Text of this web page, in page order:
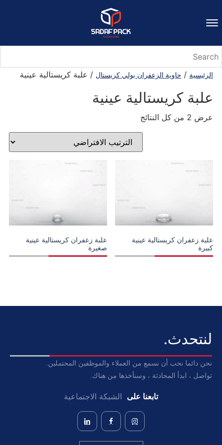
الرئيسية / حاوية الزعفران بولي كريستال / علبة كريستالية عينية
علبة كريستالية عينية
عرض ⁦2⁩ من كل النتائج
علبة زعفران كريستالية عينية
كبيرة
علبة زعفران كريستالية عينية
صغيرة
لنتحدث.
نحن دائما نحب أن نسمع من العملاء والموظفين المحتملين.
تواصل ، ابدأ المحادثة ، وسنأخذها من هناك.
تابعنا على الشبكة الاجتماعية